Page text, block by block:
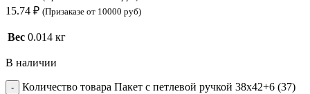
15.74 ₽ (Призаказе от 10000 руб)
Вес 0.014 кг
В наличии
Количество товара Пакет с петлевой ручкой 38x42+6 (37)